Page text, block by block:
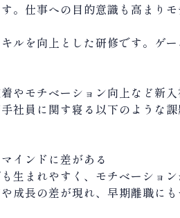
。仕事への目的意識も高まりモ
ルを向上とした研修です。ゲ
やモチベーション向上など新
社員に関す寝る以下のような課
インドに差がある
生まれやすく、モチベーショ
成長の差が現れ、早期離職に